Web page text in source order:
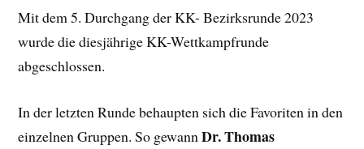
Mit dem 5. Durchgang der KK- Bezirksrunde 2023
wurde die diesjährige KK-Wettkampfrunde
abgeschlossen.
In der letzten Runde behaupten sich die Favoriten in den
einzelnen Gruppen. So gewannDr. Thomas